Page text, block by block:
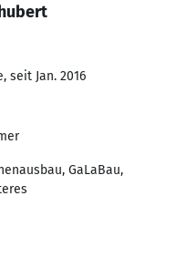
seit Jan. 2016
GaLaBau,